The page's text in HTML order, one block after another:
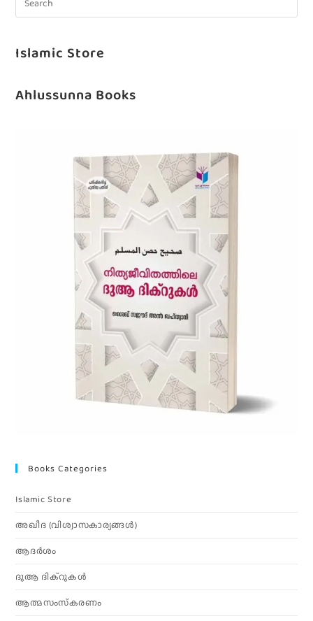
Islamic Store
Ahlussunna Books
Books Categories
Islamic Store
അഖീദ (വിശ്വാസകാര്യങ്ങള്‍)
ആദര്‍ശം
ദുആ ദിക്റുകൾ
ആത്മസംസ്‌കരണം